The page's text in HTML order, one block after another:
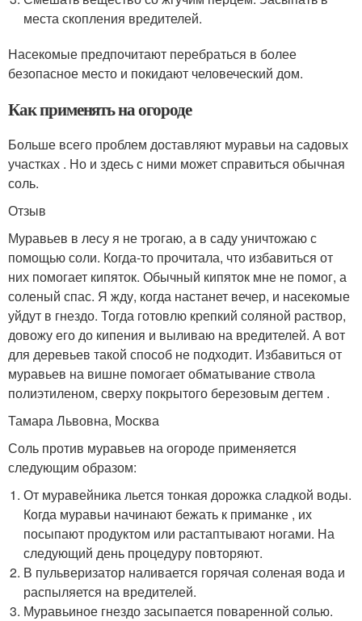
места скопления вредителей.
Насекомые предпочитают перебраться в более
безопасное место и покидают человеческий дом.
Как применять на огороде
Больше всего проблем доставляют муравьи на садовых
участках . Но и здесь с ними может справиться обычная
соль.
Отзыв
Муравьев в лесу я не трогаю, а в саду уничтожаю с
помощью соли. Когда-то прочитала, что избавиться от
них помогает кипяток. Обычный кипяток мне не помог, а
соленый спас. Я жду, когда настанет вечер, и насекомые
уйдут в гнездо. Тогда готовлю крепкий соляной раствор,
довожу его до кипения и выливаю на вредителей. А вот
для деревьев такой способ не подходит. Избавиться от
муравьев на вишне помогает обматывание ствола
полиэтиленом, сверху покрытого березовым дегтем .
Тамара Львовна, Москва
Соль против муравьев на огороде применяется
следующим образом:
От муравейника льется тонкая дорожка сладкой воды.
Когда муравьи начинают бежать к приманке , их
посыпают продуктом или растаптывают ногами. На
следующий день процедуру повторяют.
В пульверизатор наливается горячая соленая вода и
распыляется на вредителей.
Муравьиное гнездо засыпается поваренной солью.